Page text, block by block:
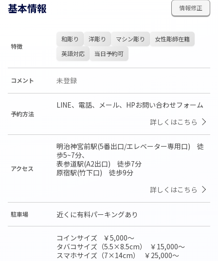
基本情報 情報修正
特徴
和彫り 洋彫り マシン彫り
女性彫師在籍
英語対応
当日予約可
コメント 未登録
予約方法
LINE、電話、メール、HPお問い合わせフォーム
詳しくはこちら
アクセス
明治神宮前駅(5番出口/エレベーター専用口)　徒
歩5~7分、
表参道駅(A2出口)　徒歩7分
原宿駅(竹下口)　徒歩9分
詳しくはこちら
駐車場 近くに有料パーキングあり
コインサイズ	￥5,000～
タバコサイズ（5.5×8.5cm）	￥15,000～
スマホサイズ（7×14cm）	￥25,000～